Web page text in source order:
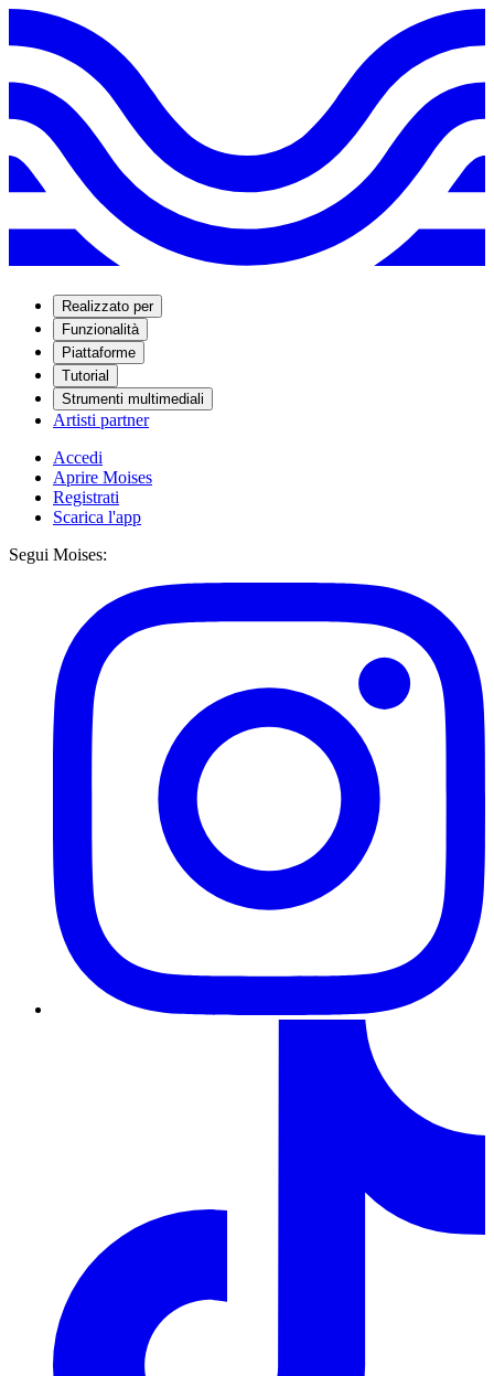
Realizzato per
Funzionalità
Piattaforme
Tutorial
Strumenti multimediali
Artisti partner
Accedi
Aprire Moises
Registrati
Scarica l'app
Segui Moises: